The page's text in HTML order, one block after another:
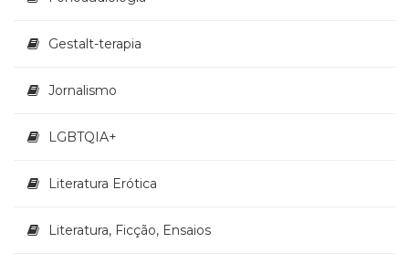
Temas
(30)
Ocupacional
e
(65)
Gestalt-terapia
Jornalismo
LGBTQIA+
Literatura Erótica
Literatura, Ficção, Ensaios